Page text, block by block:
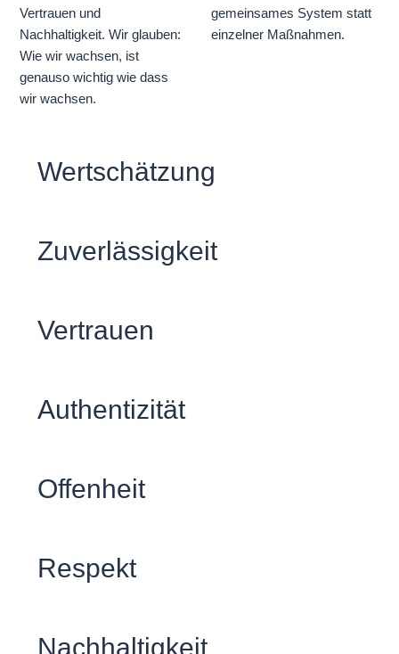
Vertrauen und
Nachhaltigkeit. Wir glauben:
Wie wir wachsen, ist
genauso wichtig wie dass
wir wachsen.
gemeinsames System statt
einzelner Maßnahmen.
Wertschätzung
Zuverlässigkeit
Vertrauen
Authentizität
Offenheit
Respekt
Nachhaltigkeit